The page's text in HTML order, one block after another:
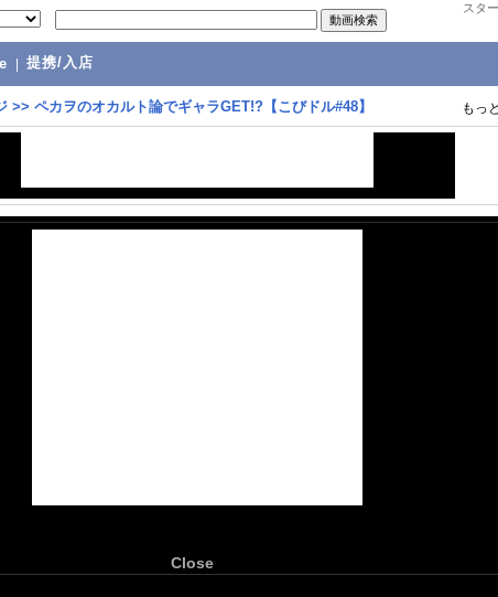
スタ
提携/入店
>> ペカヲのオカルト論でギャラGET!?【こびドル#48】 もっ
Close